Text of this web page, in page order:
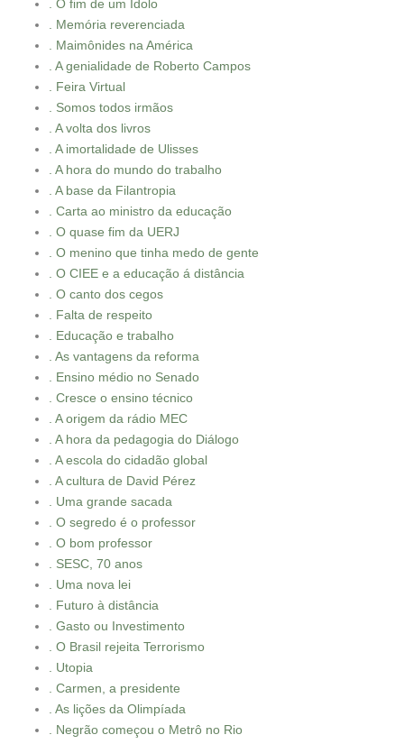
. O fim de um Ídolo
. Memória reverenciada
. Maimônides na América
. A genialidade de Roberto Campos
. Feira Virtual
. Somos todos irmãos
. A volta dos livros
. A imortalidade de Ulisses
. A hora do mundo do trabalho
. A base da Filantropia
. Carta ao ministro da educação
. O quase fim da UERJ
. O menino que tinha medo de gente
. O CIEE e a educação á distância
. O canto dos cegos
. Falta de respeito
. Educação e trabalho
. As vantagens da reforma
. Ensino médio no Senado
. Cresce o ensino técnico
. A origem da rádio MEC
. A hora da pedagogia do Diálogo
. A escola do cidadão global
. A cultura de David Pérez
. Uma grande sacada
. O segredo é o professor
. O bom professor
. SESC, 70 anos
. Uma nova lei
. Futuro à distância
. Gasto ou Investimento
. O Brasil rejeita Terrorismo
. Utopia
. Carmen, a presidente
. As lições da Olimpíada
. Negrão começou o Metrô no Rio